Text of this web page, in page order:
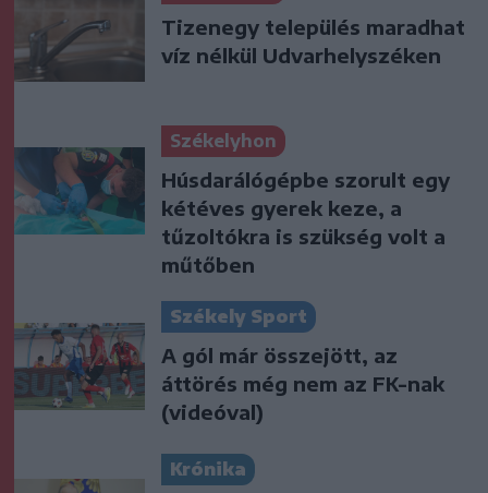
Tizenegy település maradhat
víz nélkül Udvarhelyszéken
Székelyhon
Húsdarálógépbe szorult egy
kétéves gyerek keze, a
tűzoltókra is szükség volt a
műtőben
Székely Sport
A gól már összejött, az
áttörés még nem az FK-nak
(videóval)
Krónika